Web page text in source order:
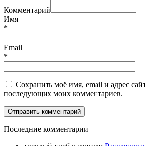
Комментарий
Имя
*
Email
*
Сохранить моё имя, email и адрес
последующих моих комментариев.
Последние комментарии